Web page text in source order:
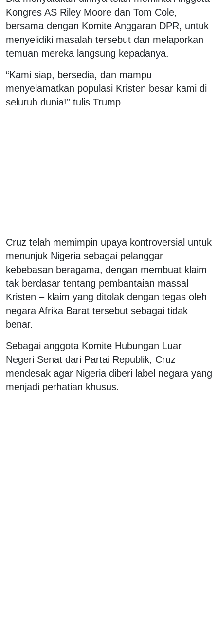
Kongres AS Riley Moore dan Tom Cole,
bersama dengan Komite Anggaran DPR, untuk
menyelidiki masalah tersebut dan melaporkan
temuan mereka langsung kepadanya.
“Kami siap, bersedia, dan mampu
menyelamatkan populasi Kristen besar kami di
seluruh dunia!” tulis Trump.
Cruz telah memimpin upaya kontroversial untuk
menunjuk Nigeria sebagai pelanggar
kebebasan beragama, dengan membuat klaim
tak berdasar tentang pembantaian massal
Kristen – klaim yang ditolak dengan tegas oleh
negara Afrika Barat tersebut sebagai tidak
benar.
Sebagai anggota Komite Hubungan Luar
Negeri Senat dari Partai Republik, Cruz
mendesak agar Nigeria diberi label negara yang
menjadi perhatian khusus.